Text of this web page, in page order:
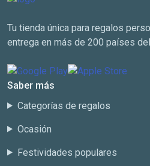
Tu tienda única para regalos
entrega en más de 200 países del
Saber más
Categorías de regalos
Ocasión
Festividades populares